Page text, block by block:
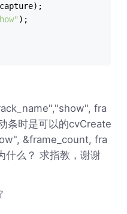
);
fra
条时是可以的cvCreate
&frame_count, fra
什么？ 求指教，谢谢